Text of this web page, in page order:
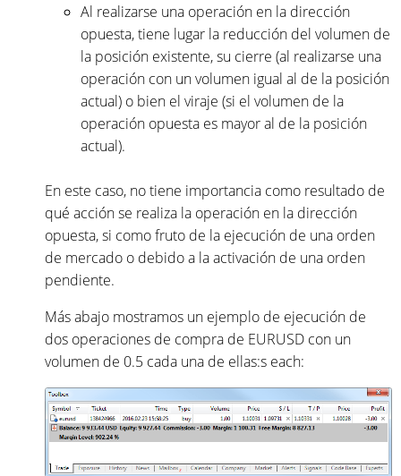
Al realizarse una operación en la dirección
opuesta, tiene lugar la reducción del volumen de
la posición existente, su cierre (al realizarse una
operación con un volumen igual al de la posición
actual) o bien el viraje (si el volumen de la
operación opuesta es mayor al de la posición
actual).
En este caso, no tiene importancia como resultado de
qué acción se realiza la operación en la dirección
opuesta, si como fruto de la ejecución de una orden
de mercado o debido a la activación de una orden
pendiente.
Más abajo mostramos un ejemplo de ejecución de
dos operaciones de compra de EURUSD con un
volumen de 0.5 cada una de ellas:s each: